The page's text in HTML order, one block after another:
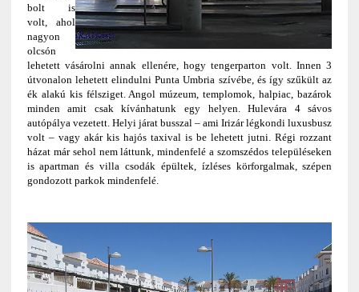
bolt is
volt, ahol
nagyon
olcsón
lehetett vásárolni annak ellenére, hogy tengerparton volt. Innen 3
útvonalon lehetett elindulni Punta Umbria szívébe, és így szűkült az
ék alakú kis félsziget. Angol múzeum, templomok, halpiac, bazárok
minden amit csak kívánhatunk egy helyen. Hulevára 4 sávos
autópálya vezetett. Helyi járat busszal – ami Irizár légkondi luxusbusz
volt – vagy akár kis hajós taxival is be lehetett jutni. Régi rozzant
házat már sehol nem láttunk, mindenfelé a szomszédos településeken
is apartman és villa csodák épültek, ízléses körforgalmak, szépen
gondozott parkok mindenfelé.